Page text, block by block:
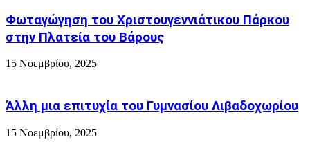
πάλι
Φωταγώγηση του Χριστουγεννιάτικου Πάρκου
στην Πλατεία του Βάρους
15 Νοεμβρίου, 2025
Άλλη μια επιτυχία του Γυμνασίου Λιβαδοχωρίου
15 Νοεμβρίου, 2025